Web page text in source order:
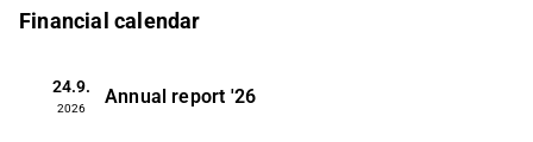
Financial calendar
24.9.
2026
Annual report '26